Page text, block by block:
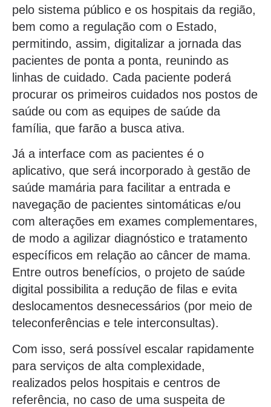
pelo sistema público e os hospitais da região,
bem como a regulação com o Estado,
permitindo, assim, digitalizar a jornada das
pacientes de ponta a ponta, reunindo as
linhas de cuidado. Cada paciente poderá
procurar os primeiros cuidados nos postos de
saúde ou com as equipes de saúde da
família, que farão a busca ativa.
Já a interface com as pacientes é o
aplicativo, que será incorporado à gestão de
saúde mamária para facilitar a entrada e
navegação de pacientes sintomáticas e/ou
com alterações em exames complementares,
de modo a agilizar diagnóstico e tratamento
específicos em relação ao câncer de mama.
Entre outros benefícios, o projeto de saúde
digital possibilita a redução de filas e evita
deslocamentos desnecessários (por meio de
teleconferências e tele interconsultas).
Com isso, será possível escalar rapidamente
para serviços de alta complexidade,
realizados pelos hospitais e centros de
referência, no caso de uma suspeita de